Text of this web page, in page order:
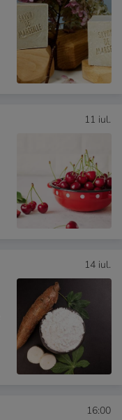
11 iul.
14 iul.
16:00